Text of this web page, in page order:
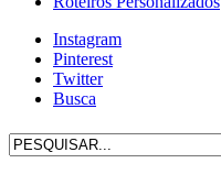
Instagram
Pinterest
Twitter
Busca